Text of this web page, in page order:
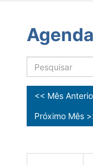
<< Mês
Próximo Mês